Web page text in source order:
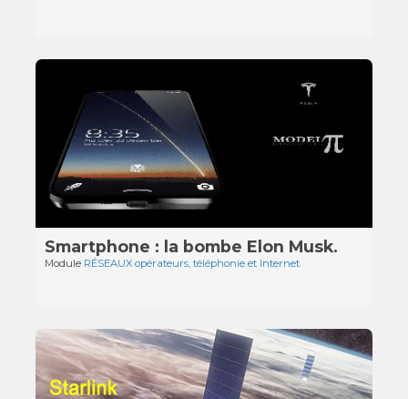
Smartphone : la bombe Elon Musk.
Module RÉSEAUX opérateurs, téléphonie et Internet